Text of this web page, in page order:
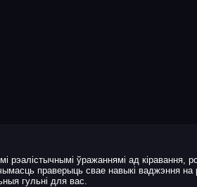
рэалістычнымі ўражаннямі ад кіравання,
праверыць свае навыкі ваджэння на
гульні для вас.